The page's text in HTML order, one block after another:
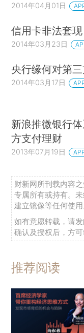
2014年04月01日
信用卡非法套
2014年03月23日
央行缘何对第三
2014年03月17日
新浪推微银行
方支付理财
2013年07月19日
财新网所刊载内容
专属所有或持有。
建立镜像等任何使用
如有意愿转载，请
确认及授权后，方可
推荐阅读